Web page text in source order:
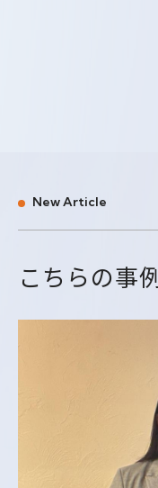
New Article
こ ち ら の事例